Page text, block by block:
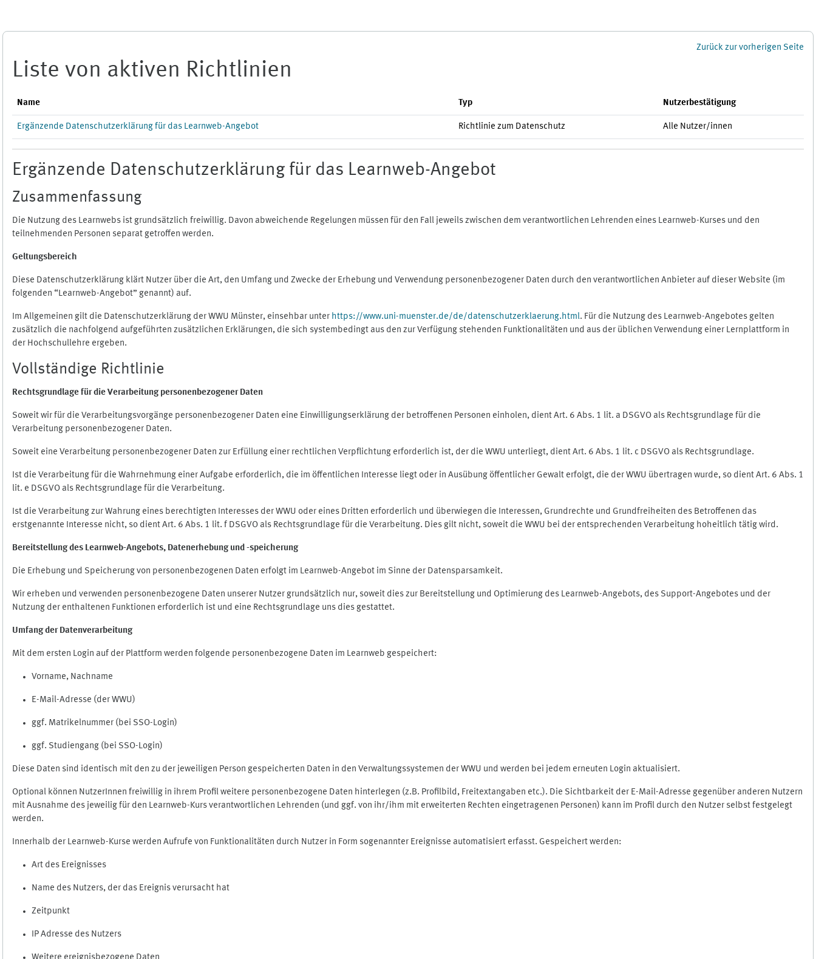
Zurück zur vorherigen Seite
Liste von aktiven Richtlinien
Name Typ Nutzerbestätigung
Ergänzende Datenschutzerklärung für das Learnweb-Angebot Richtlinie zum Datenschutz Alle Nutzer/innen
Ergänzende Datenschutzerklärung für das Learnweb-Angebot
Zusammenfassung
Die Nutzung des Learnwebs ist grundsätzlich freiwillig. Davon abweichende Regelungen müssen für den Fall jeweils zwischen dem verantwortlichen Lehrenden eines Learnweb-Kurses und den
teilnehmenden Personen separat getroffen werden.
Geltungsbereich
Diese Datenschutzerklärung klärt Nutzer über die Art, den Umfang und Zwecke der Erhebung und Verwendung personenbezogener Daten durch den verantwortlichen Anbieter auf dieser Website (im
folgenden “Learnweb-Angebot” genannt) auf.
Im Allgemeinen gilt die Datenschutzerklärung der WWU Münster, einsehbar unter https://www.uni-muenster.de/de/datenschutzerklaerung.html. Für die Nutzung des Learnweb-Angebotes gelten
zusätzlich die nachfolgend aufgeführten zusätzlichen Erklärungen, die sich systembedingt aus den zur Verfügung stehenden Funktionalitäten und aus der üblichen Verwendung einer Lernplattform in
der Hochschullehre ergeben.
Vollständige Richtlinie
Rechtsgrundlage für die Verarbeitung personenbezogener Daten
Soweit wir für die Verarbeitungsvorgänge personenbezogener Daten eine Einwilligungserklärung der betroffenen Personen einholen, dient Art. 6 Abs. 1 lit. a DSGVO als Rechtsgrundlage für die
Verarbeitung personenbezogener Daten.
Soweit eine Verarbeitung personenbezogener Daten zur Erfüllung einer rechtlichen Verpflichtung erforderlich ist, der die WWU unterliegt, dient Art. 6 Abs. 1 lit. c DSGVO als Rechtsgrundlage.
Ist die Verarbeitung für die Wahrnehmung einer Aufgabe erforderlich, die im öffentlichen Interesse liegt oder in Ausübung öffentlicher Gewalt erfolgt, die der WWU übertragen wurde, so dient Art. 6 Abs. 1
lit. e DSGVO als Rechtsgrundlage für die Verarbeitung.
Ist die Verarbeitung zur Wahrung eines berechtigten Interesses der WWU oder eines Dritten erforderlich und überwiegen die Interessen, Grundrechte und Grundfreiheiten des Betroffenen das
erstgenannte Interesse nicht, so dient Art. 6 Abs. 1 lit. f DSGVO als Rechtsgrundlage für die Verarbeitung. Dies gilt nicht, soweit die WWU bei der entsprechenden Verarbeitung hoheitlich tätig wird.
Bereitstellung des Learnweb-Angebots, Datenerhebung und -speicherung
Die Erhebung und Speicherung von personenbezogenen Daten erfolgt im Learnweb-Angebot im Sinne der Datensparsamkeit.
Wir erheben und verwenden personenbezogene Daten unserer Nutzer grundsätzlich nur, soweit dies zur Bereitstellung und Optimierung des Learnweb-Angebots, des Support-Angebotes und der
Nutzung der enthaltenen Funktionen erforderlich ist und eine Rechtsgrundlage uns dies gestattet.
Umfang der Datenverarbeitung
Mit dem ersten Login auf der Plattform werden folgende personenbezogene Daten im Learnweb gespeichert:
Vorname, Nachname
E-Mail-Adresse (der WWU)
ggf. Matrikelnummer (bei SSO-Login)
ggf. Studiengang (bei SSO-Login)
Diese Daten sind identisch mit den zu der jeweiligen Person gespeicherten Daten in den Verwaltungssystemen der WWU und werden bei jedem erneuten Login aktualisiert.
Optional können NutzerInnen freiwillig in ihrem Profil weitere personenbezogene Daten hinterlegen (z.B. Profilbild, Freitextangaben etc.). Die Sichtbarkeit der E-Mail-Adresse gegenüber anderen Nutzern
mit Ausnahme des jeweilig für den Learnweb-Kurs verantwortlichen Lehrenden (und ggf. von ihr/ihm mit erweiterten Rechten eingetragenen Personen) kann im Profil durch den Nutzer selbst festgelegt
werden.
Innerhalb der Learnweb-Kurse werden Aufrufe von Funktionalitäten durch Nutzer in Form sogenannter Ereignisse automatisiert erfasst. Gespeichert werden:
Art des Ereignisses
Name des Nutzers, der das Ereignis verursacht hat
Zeitpunkt
IP Adresse des Nutzers